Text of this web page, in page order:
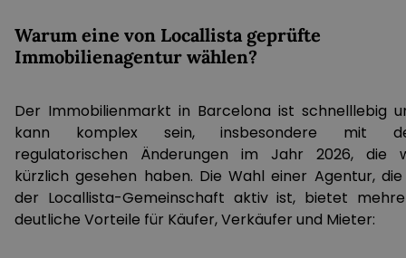
Warum eine von Locallista geprüfte
Immobilienagentur wählen?
Der Immobilienmarkt in Barcelona ist schnelllebig
kann komplex sein, insbesondere mit
regulatorischen Änderungen im Jahr 2026, die
kürzlich gesehen haben. Die Wahl einer Agentur,
der Locallista-Gemeinschaft aktiv ist, bietet
deutliche Vorteile für Käufer, Verkäufer und Mieter: